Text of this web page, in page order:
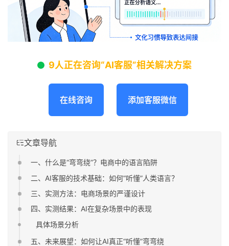
9人正在咨询“AI客服”相关解决方案
在线咨询 添加客服微信
文章导航
一、什么是“弯弯绕”？电商中的语言陷阱
二、AI客服的技术基础：如何“听懂”人类语言？
三、实测方法：电商场景的严谨设计
四、实测结果：AI在复杂场景中的表现
具体场景分析
五、未来展望：如何让AI真正“听懂”弯弯绕